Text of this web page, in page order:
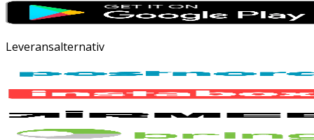
Leveransalternativ